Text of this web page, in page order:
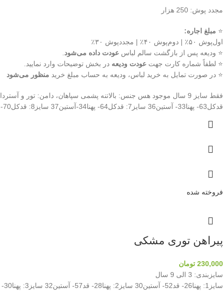
مجدد پوش: 250 هزار
⭐ مبلغ اجاره:
اول‌پوش ۵۰٪ | دوم‌پوش ۴۰٪ | مجددپوش ۳۰٪
⭐ ودیعه پس از بازگشت سالم لباس عودت داده می‌شود
⭐ لطفاً شماره کارت جهت عودت ودیعه در بخش توضیحات وارد نمایید.
⭐ در صورت تمایل به خرید لباس، ودیعه به حساب مبلغ خرید منظور می‌شود
قدکل63- پهنا33- آستین36 سایز7: قدکل64- پهنا34-آستین37 سایز8: قدکل70- پهنا37- آستین39 سایز9: قدکل75- پهنا38-آستین40 سایز10: قدکل79- پهنا40-آستین44
فروخته شده
پیراهن توری مشکی
230,000 تومان
سایزبندی: 3 الی 9 سال
سایز1: پهنا26- قد52- آستین30 سایز2: پهنا28- قد57- آستین32 سایز3: پهنا30- قد62- آستین36 سایز4: پهنا32- قد66- آستین42 سایز5: پهنا34- قد70- آستین47